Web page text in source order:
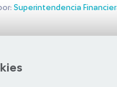
Superintendencia